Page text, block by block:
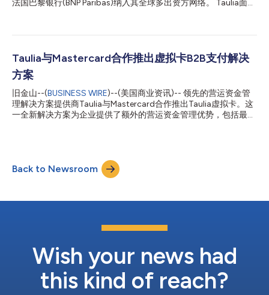
衡，即减轻通货膨胀的影响，同时积极追求增长。展望未来一年，
法国巴黎银行(BNP Paribas)纳入其全球多出资方网络。 Taulia面向
并拥有更多选择、流动性和可用资金。 供应链金融项目中的多出
域、客户规模和信用状况），为企业提供更灵活的融资。这种模式
与适当的技术相结合，还可帮助企业对冲流动性风险，尤其是在经
济不确定时期。 Taulia首席执行官Cedric Bru评论道：“将中国银行
和法国巴黎银行纳入Taulia多投资方网络是一项巨大的成就，我们
很高兴与这两家银行合作。合作协议的签署标志着我们向前迈出了
重要一步，有助于实现Taulia的使命，即帮助企业释放困在供应链
中的流动性，助力企业成长并应对不断变化的市场环境。” 中国银
Taulia与Mastercard合作推出虚拟卡B2B支付解决
方案
旧金山--(BUSINESS WIRE)--(美国商业资讯)-- 领先的营运资金管
理解决方案提供商Taulia与Mastercard合作推出Taulia虚拟卡。这
一全新解决方案为企业提供了额外的营运资金管理优势，包括最大
琐的支付相关任务。 两家大型银行Degussa Bank和HSBC将率先
参与其中。Taulia客户将通过其现有的发卡行关系从中受益，这意
味着客户可以部署虚拟卡，并通过Taulia扩展其银行提供的现有优
带银行”的功能得益于Taulia与Mastercard创新虚拟卡平台的整
系，Taulia将能够应要求利用Mastercard生成的虚拟卡，为企业扩
展其营运资金解决方案，为在其企业平台中寻求更多消费级用户体
业可...
Back to Newsroom
Wish your news had
this kind of reach?